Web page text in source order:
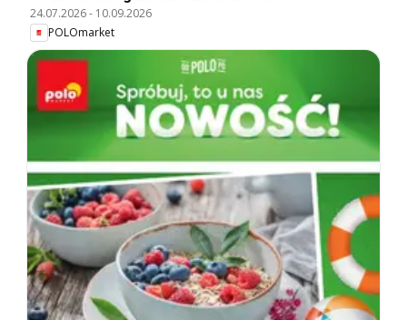
24.07.2026- 10.09.2026
POLOmarket